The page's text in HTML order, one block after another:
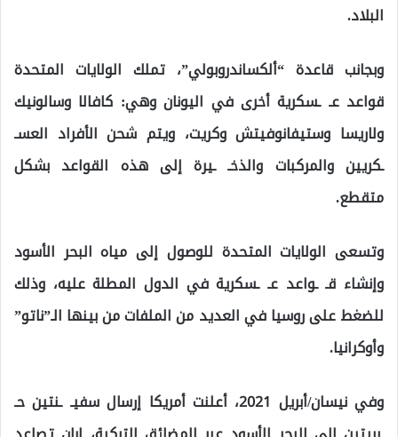
البلاد.
وبجانب قاعدة “ألكساندروبولي”، تملك الولايات المتحدة
قواعد عـ ـسكرية أخرى في اليونان وهي: كافالا وسالونيك
ولاريسا وستيفانوفيتش وكريت، ويتم شحن الأفراد العسـ
ـكريين والمركبات والذخـ ـيرة إلى هذه القواعد بشكل
متقطع.
وتسعى الولايات المتحدة للوصول إلى مياه البحر الأسود
وإنشاء قـ ـواعد عـ ـسكرية في الدول المطلة عليه، وذلك
للضغط على روسيا في العديد من الملفات من بينها الـ”ناتو”
وأوكرانيا.
وفي نيسان/أبريل 2021، أعلنت أمريكا إرسال سفيـ ـنتين حـ